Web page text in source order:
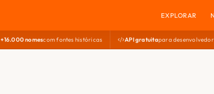
EXPLORAR
+16.000 nomescom fontes históricas API gratuitapara